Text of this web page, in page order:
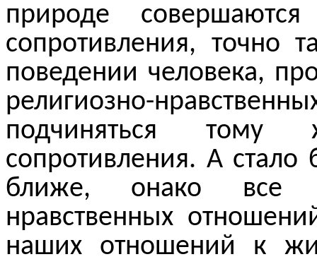
природе
сопротивления, точно
поведении человека,
религиозно-
подчиняться тому
сопротивления. А стало
ближе, онако все
нравственных
наших отношений к